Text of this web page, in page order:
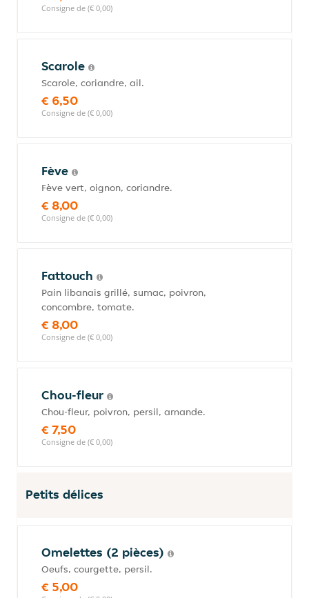
Consigne de (€ 0,00)
Scarole
Scarole, coriandre, ail.
€ 6,50
Consigne de (€ 0,00)
Fève
Fève vert, oignon, coriandre.
€ 8,00
Consigne de (€ 0,00)
Fattouch
Pain libanais grillé, sumac, poivron,
concombre, tomate.
€ 8,00
Consigne de (€ 0,00)
Chou-fleur
Chou-fleur, poivron, persil, amande.
€ 7,50
Consigne de (€ 0,00)
Petits délices
Omelettes (2 pièces)
Oeufs, courgette, persil.
€ 5,00